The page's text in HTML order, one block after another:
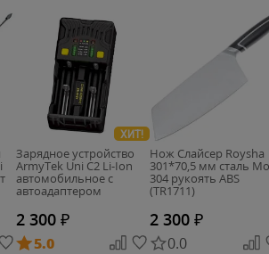
ХИТ!
Зарядное устройство
ArmyTek Uni C2 Li-Ion
автомобильное с
автоадаптером
2 300 ₽
5.0
Нож Слайсер Roysha
301*70,5 мм сталь
304 рукоять ABS
(TR1711)
2 300 ₽
0.0